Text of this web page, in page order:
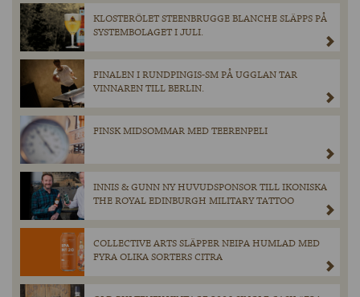
KLOSTERÖLET STEENBRUGGE BLANCHE SLÄPPS PÅ
SYSTEMBOLAGET I JULI.
FINALEN I RUNDPINGIS-SM PÅ UGGLAN TAR
VINNAREN TILL BERLIN.
FINSK MIDSOMMAR MED TEERENPELI
INNIS & GUNN NY HUVUDSPONSOR TILL IKONISKA
THE ROYAL EDINBURGH MILITARY TATTOO
COLLECTIVE ARTS SLÄPPER NEIPA HUMLAD MED
FYRA OLIKA SORTERS CITRA